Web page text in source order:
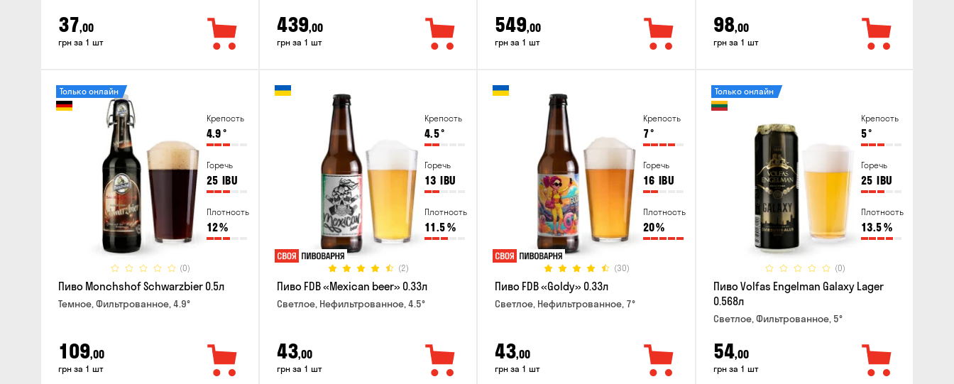
37,00
грн за 1 шт
439,00
грн за 1 шт
549,00
грн за 1 шт
98,00
грн за 1 шт
Крепость
4.9°
Горечь
25 IBU
Плотность
12%
(0)
Только онлайн
Пиво Monchshof Schwarzbier 0.5л
Темное, Фильтрованное, 4.9°
109,00
грн за 1 шт
Крепость
4.5°
Горечь
13 IBU
Плотность
11.5%
(2)
Пиво FDB «Mexican beer» 0.33л
Светлое, Нефильтрованное, 4.5°
43,00
грн за 1 шт
Крепость
7°
Горечь
16 IBU
Плотность
20%
(30)
Пиво FDB «Goldy» 0.33л
Светлое, Нефильтрованное, 7°
43,00
грн за 1 шт
Крепость
5°
Горечь
25 IBU
Плотность
13.5%
(0)
Только онлайн
Пиво Volfas Engelman Galaxy Lager
0.568л
Светлое, Фильтрованное, 5°
54,00
грн за 1 шт